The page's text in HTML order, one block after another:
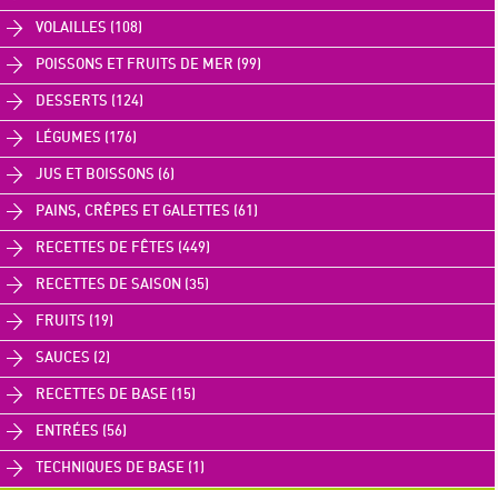
VOLAILLES (108)
POISSONS ET FRUITS DE MER (99)
DESSERTS (124)
LÉGUMES (176)
JUS ET BOISSONS (6)
PAINS, CRÊPES ET GALETTES (61)
RECETTES DE FÊTES (449)
RECETTES DE SAISON (35)
FRUITS (19)
SAUCES (2)
RECETTES DE BASE (15)
ENTRÉES (56)
TECHNIQUES DE BASE (1)